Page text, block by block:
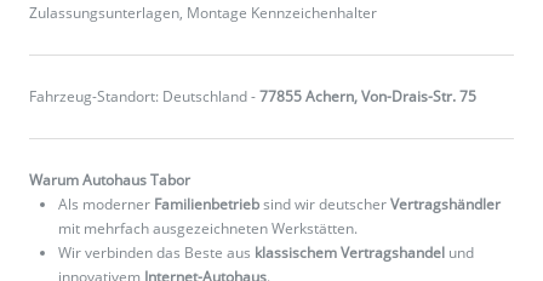
Zulassungsunterlagen, Montage Kennzeichenhalter
Fahrzeug-Standort: Deutschland -77855 Achern, Von-Drais-Str. 75
Warum Autohaus Tabor
Als moderner Familienbetriebsind wir deutscherVertragshändler
mit mehrfach ausgezeichneten Werkstätten.
Wir verbinden das Beste aus klassischem Vertragshandel und
innovativem Internet-Autohaus.